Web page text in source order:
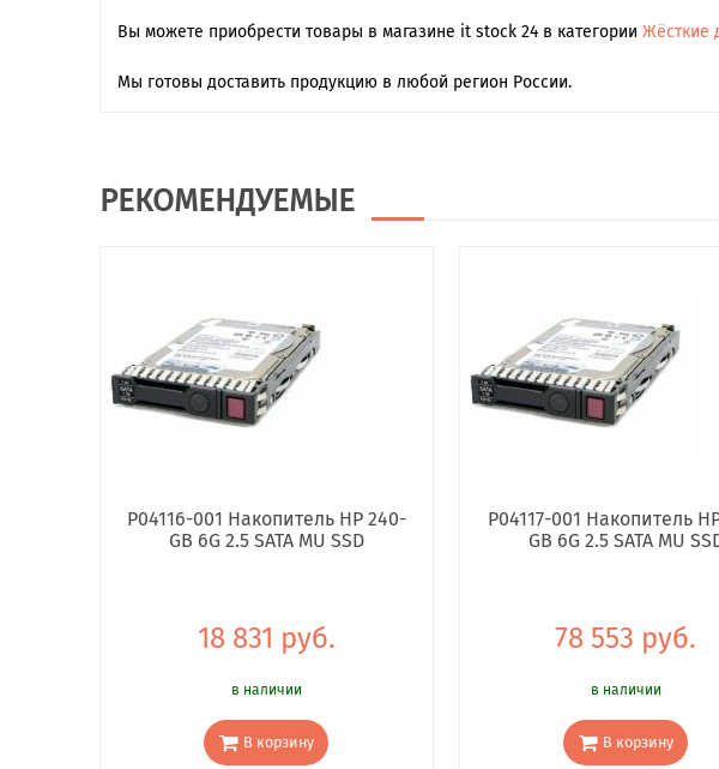
Вы можете приобрести товары в магазине it stock 24 в категории Жёсткие
Мы готовы доставить продукцию в любой регион России.
РЕКОМЕНДУЕМЫЕ
P04116-001 Накопитель HP 240-
GB 6G 2.5 SATA MU SSD
18 831 руб.
в наличии
В корзину
P04117-001 Накопитель
GB 6G 2.5 SATA MU
78 553 руб.
в наличии
В корзину